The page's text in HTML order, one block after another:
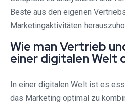
Beste aus den eigenen
Marketingaktivitäten
Wie man Vertrieb
einer digitalen Welt
In einer digitalen Welt ist es
das Marketing optimal zu